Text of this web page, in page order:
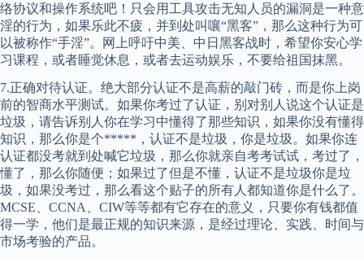
络协议和操作系统吧！只会用工具攻击无知人员的漏洞是一种意
淫的行为，如果乐此不疲，并到处叫嚷“黑客”，那么这种行为可
以被称作“手淫”。网上呼吁中美、中日黑客战时，希望你安心学
习课程，或者睡觉休息，或者去运动娱乐，不要给祖国抹黑。
7.正确对待认证。绝大部分认证不是高薪的敲门砖，而是你上岗
前的智商水平测试。如果你考过了认证，别对别人说这个认证是
垃圾，请告诉别人你在学习中懂得了那些知识，如果你没有懂得
知识，那么你是个*****，认证不是垃圾，你是垃圾。如果你连
认证都没考就到处喊它垃圾，那么你就亲自考考试试，考过了，
懂了，那么你随便；如果过了但是不懂，认证不是垃圾你是垃
圾，如果没考过，那么看这个贴子的所有人都知道你是什么了。
MCSE、CCNA、CIW等等都有它存在的意义，只要你有钱都值
得一学，他们是最正规的知识来源，是经过理论、实践、时间与
市场考验的产品。